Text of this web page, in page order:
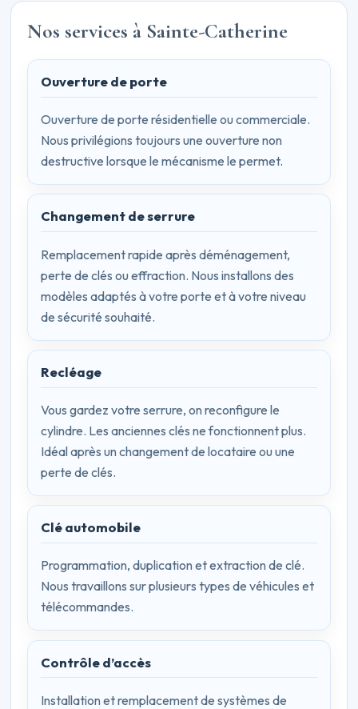
Nos services à Sainte-Catherine
Ouverture de porte
Ouverture de porte résidentielle ou commerciale.
Nous privilégions toujours une ouverture non
destructive lorsque le mécanisme le permet.
Changement de serrure
Remplacement rapide après déménagement,
perte de clés ou effraction. Nous installons des
modèles adaptés à votre porte et à votre niveau
de sécurité souhaité.
Recléage
Vous gardez votre serrure, on reconfigure le
cylindre. Les anciennes clés ne fonctionnent plus.
Idéal après un changement de locataire ou une
perte de clés.
Clé automobile
Programmation, duplication et extraction de clé.
Nous travaillons sur plusieurs types de véhicules et
télécommandes.
Contrôle d’accès
Installation et remplacement de systèmes de